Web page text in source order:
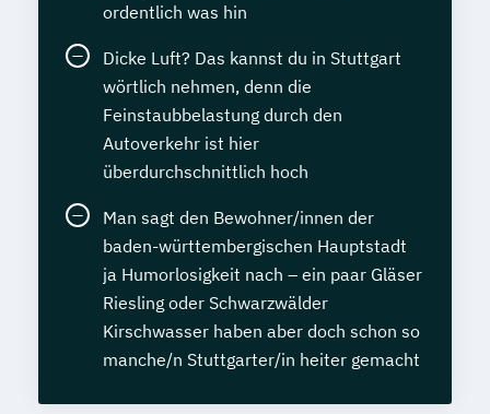
ordentlich was hin
Dicke Luft? Das kannst du in Stuttgart
wörtlich nehmen, denn die
Feinstaubbelastung durch den
Autoverkehr ist hier
überdurchschnittlich hoch
Man sagt den Bewohner/innen der
baden-württembergischen Hauptstadt
ja Humorlosigkeit nach – ein paar Gläser
Riesling oder Schwarzwälder
Kirschwasser haben aber doch schon so
manche/n Stuttgarter/in heiter gemacht